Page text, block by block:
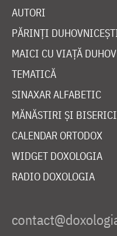
AUTORI
PĂRINȚI
MAICI CU VIAȚĂ
TEMATICĂ
SINAXAR ALFABETIC
MĂNĂSTIRI ȘI BISERICI
CALENDAR ORTODOX
WIDGET DOXOLOGIA
RADIO DOXOLOGIA